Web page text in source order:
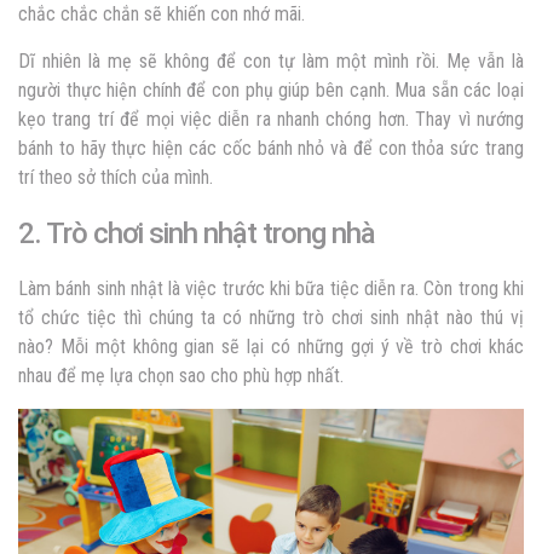
chắc chắc chắn sẽ khiến con nhớ mãi.
Dĩ nhiên là mẹ sẽ không để con tự làm một mình rồi. Mẹ vẫn là
người thực hiện chính để con phụ giúp bên cạnh. Mua sẵn các loại
kẹo trang trí để mọi việc diễn ra nhanh chóng hơn. Thay vì nướng
bánh to hãy thực hiện các cốc bánh nhỏ và để con thỏa sức trang
trí theo sở thích của mình.
2. Trò chơi sinh nhật trong nhà
Làm bánh sinh nhật là việc trước khi bữa tiệc diễn ra. Còn trong khi
tổ chức tiệc thì chúng ta có những trò chơi sinh nhật nào thú vị
nào? Mỗi một không gian sẽ lại có những gợi ý về trò chơi khác
nhau để mẹ lựa chọn sao cho phù hợp nhất.